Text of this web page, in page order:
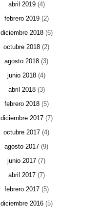
abril 2019(4)
febrero 2019(2)
diciembre 2018(6)
octubre 2018 (2)
agosto 2018 (3)
junio 2018 (4)
abril 2018(3)
febrero 2018(5)
diciembre 2017(7)
octubre 2017 (4)
agosto 2017 (9)
junio 2017 (7)
abril 2017(7)
febrero 2017(5)
diciembre 2016(5)